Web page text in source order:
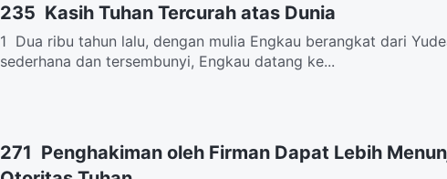
235 Kasih Tuhan Tercurah atas Dunia
1 Dua ribu tahun lalu, dengan mulia Engkau berangkat dari
sederhana dan tersembunyi, Engkau datang ke...
271 Penghakiman oleh Firman Dapat Lebih